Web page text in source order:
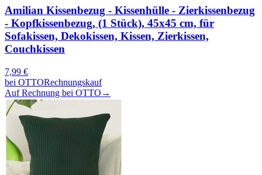
Amilian Kissenbezug - Kissenhülle - Zierkissenbezug
- Kopfkissenbezug, (1 Stück), 45x45 cm, für
Sofakissen, Dekokissen, Kissen, Zierkissen,
Couchkissen
7,99 €
bei OTTORechnungskauf
Auf Rechnung bei OTTO →